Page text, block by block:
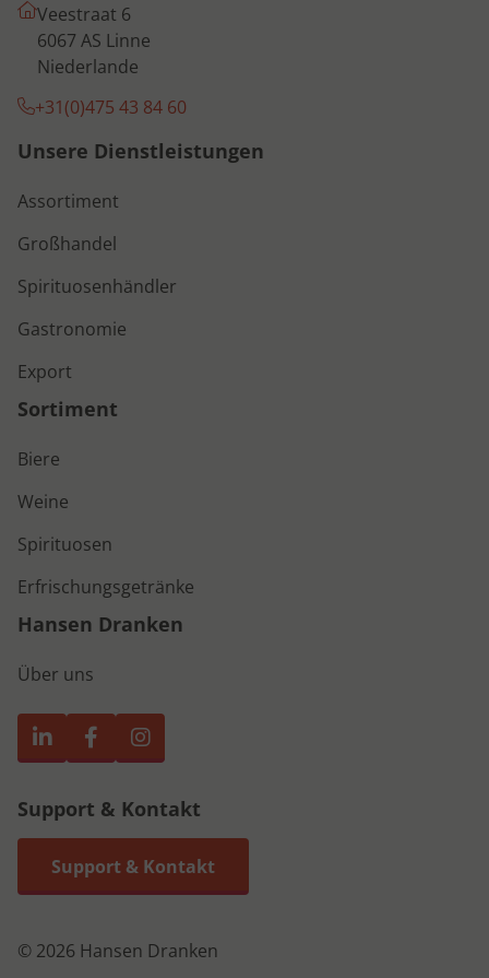
Veestraat 6
6067 AS Linne
Niederlande
+31(0)475 43 84 60
Unsere Dienstleistungen
Assortiment
Großhandel
Spirituosenhändler
Gastronomie
Export
Sortiment
Biere
Weine
Spirituosen
Erfrischungsgetränke
Hansen Dranken
Über uns
Support & Kontakt
Support & Kontakt
© 2026 Hansen Dranken